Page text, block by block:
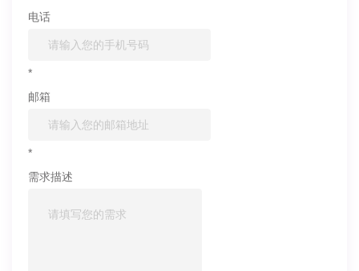
电话
*
邮箱
*
需求描述